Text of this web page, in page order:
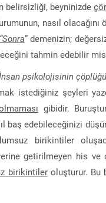
belirsizliği, beyninizde
nasıl
“Sonra” demenizin;
tahmin edebilir
psikolojisinin
istediğiniz şeyleri
gibidir.
baş edebileceğinizi
birikintiler
getirilmeyen his ve
birikintileroluşturur. Bu